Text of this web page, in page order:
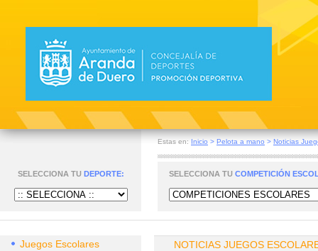
Estas en: Inicio > Pelota a mano > Noticias
SELECCIONA TU DEPORTE: SELECCIONA TU COMPETICIÓN
Juegos Escolares NOTICIAS JUEGOS